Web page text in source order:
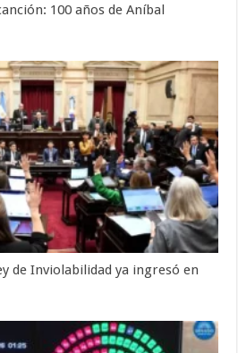
100 años de Aníbal
de Inviolabilidad ya ingresó en